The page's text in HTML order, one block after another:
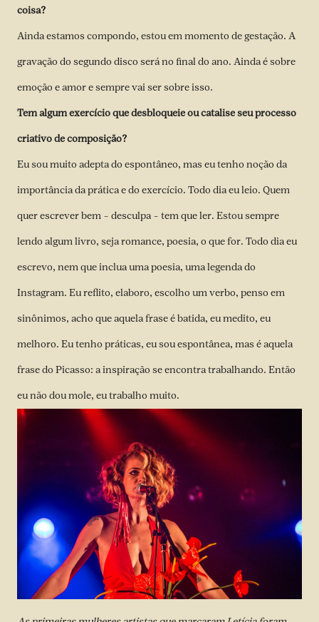
coisa?
Ainda estamos compondo, estou em momento de gestação. A
gravação do segundo disco será no final do ano. Ainda é sobre
emoção e amor e sempre vai ser sobre isso.
Tem algum exercício que desbloqueie ou catalise seu processo
criativo de composição?
Eu sou muito adepta do espontâneo, mas eu tenho noção da
importância da prática e do exercício. Todo dia eu leio. Quem
quer escrever bem – desculpa – tem que ler. Estou sempre
lendo algum livro, seja romance, poesia, o que for. Todo dia eu
escrevo, nem que inclua uma poesia, uma legenda do
Instagram. Eu reflito, elaboro, escolho um verbo, penso em
sinônimos, acho que aquela frase é batida, eu medito, eu
melhoro. Eu tenho práticas, eu sou espontânea, mas é aquela
frase do Picasso: a inspiração se encontra trabalhando. Então
eu não dou mole, eu trabalho muito.